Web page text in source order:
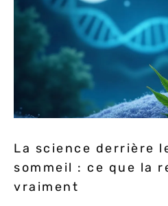
La science derrière
sommeil : ce que la
vraiment